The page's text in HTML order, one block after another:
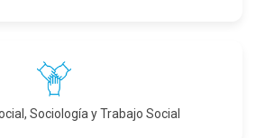
Sociología y Trabajo Social